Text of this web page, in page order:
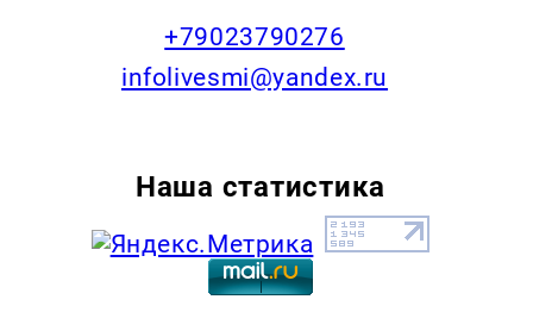
+79023790276
infolivesmi@yandex.ru
Наша статистика